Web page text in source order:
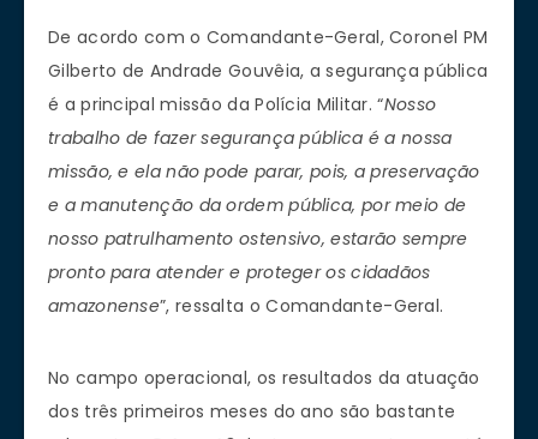
De acordo com o Comandante-Geral, Coronel PM
Gilberto de Andrade Gouvêia, a segurança pública
é a principal missão da Polícia Militar. “Nosso
trabalho de fazer segurança pública é a nossa
missão, e ela não pode parar, pois, a preservação
e a manutenção da ordem pública, por meio de
nosso patrulhamento ostensivo, estarão sempre
pronto para atender e proteger os cidadãos
amazonense”, ressalta o Comandante-Geral.
No campo operacional, os resultados da atuação
dos três primeiros meses do ano são bastante